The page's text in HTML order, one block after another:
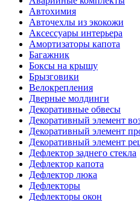
Автохимия
Авточехлы из экокожи
Аксессуары интерьера
Амортизаторы капота
Багажник
Боксы на крышу
Брызговики
Велокрепления
Дверные молдинги
Декоративные обвесы
Декоративный элемент
Декоративный элемент
Декоративный элемент
Дефлектор заднего стекла
Дефлектор капота
Дефлектор люка
Дефлекторы
Дефлекторы окон